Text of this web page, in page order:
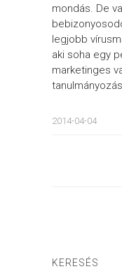
mondás. De
legjobb
aki soha egy
marketinges
2014-04-04
KERESÉS